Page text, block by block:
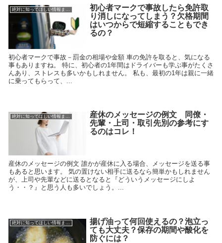
初心者マークで事故したら免許取
り消しになってしまう？欠格期間
はいつからで短縮することもでき
るの？
初心者マークで事故－罰金の相場や金額 車の免許を取ると、気になる
事もありますね。 特に、初心者の1年間はドライバーも学ぶ事がたくさ
んあり、ストレスも多いかもしれません。 私も、最初の1年は親に一緒
に乗ってもらって、...
産休のメッセージの例文 同僚・
先輩・上司・取引先別の参考にす
るのはコレ！
産休のメッセージの例文 誰かが産休に入る場合、メッセージを送る事
もあると思います。 気の置けない相手に送るなら簡単かもしれません
が、上司や先輩などに送るとなると『どういうメッセージにしよ
う・・？』と思う人も多いでしょう。...
絶対に知ってほしい情報まとめ
揚げ油って何回使えるの？泡立っ
ても大丈夫？保存の期間や酸化を
防ぐには？